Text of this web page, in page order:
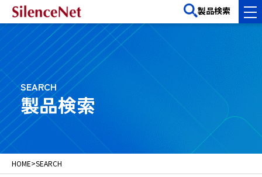
製品検索
SEARCH
製品検索
HOME>SEARCH